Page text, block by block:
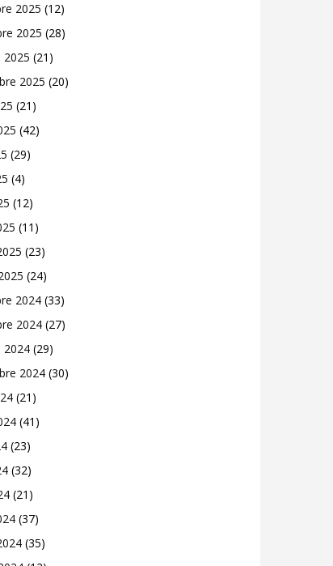
2025 (12)
2025 (28)
(21)
2025 (20)
(21)
(42)
(29)
(4)
(12)
(11)
(23)
(24)
2024 (33)
2024 (27)
2024 (29)
2024 (30)
(21)
(41)
(23)
(32)
(21)
(37)
(35)